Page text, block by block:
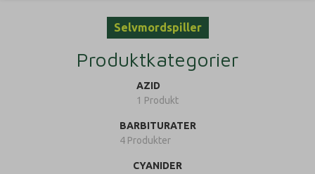
Selvmordspiller
Produktkategorier
AZID
1 Produkt
BARBITURATER
4 Produkter
CYANIDER